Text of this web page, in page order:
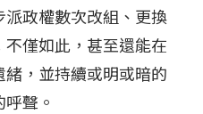
政權數次改組、更換
不僅如此，甚至還能在
，並持續或明或暗的
聲。